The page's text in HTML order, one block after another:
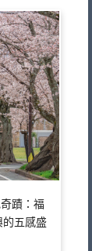
蹟：福
五感盛